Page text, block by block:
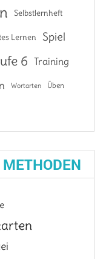
Selbstlernheft
Lernen Spiel
6 Training
Wortarten Üben